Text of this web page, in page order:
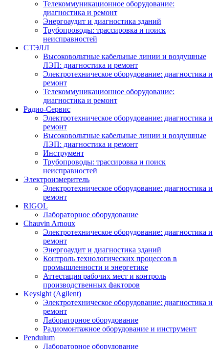
Телекоммуникационное оборудование:
диагностика и ремонт
Энергоаудит и диагностика зданий
Трубопроводы: трассировка и поиск
неисправностей
СТЭЛЛ
Высоковольтные кабельные линии и воздушные
ЛЭП: диагностика и ремонт
Электротехническое оборудование: диагностика и
ремонт
Телекоммуникационное оборудование:
диагностика и ремонт
Радио-Cервис
Электротехническое оборудование: диагностика и
ремонт
Высоковольтные кабельные линии и воздушные
ЛЭП: диагностика и ремонт
Инструмент
Трубопроводы: трассировка и поиск
неисправностей
Электроизмеритель
Электротехническое оборудование: диагностика и
ремонт
RIGOL
Лабораторное оборудование
Chauvin Arnoux
Электротехническое оборудование: диагностика и
ремонт
Энергоаудит и диагностика зданий
Контроль технологических процессов в
промышленности и энергетике
Аттестация рабочих мест и контроль
производственных факторов
Keysight (Agilent)
Электротехническое оборудование: диагностика и
ремонт
Лабораторное оборудование
Радиомонтажное оборудование и инструмент
Pendulum
Лабораторное оборудование